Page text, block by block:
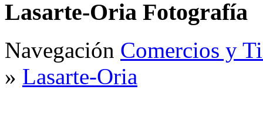
Lasarte-Oria Fotografía
Navegación Comercios y
» Lasarte-Oria